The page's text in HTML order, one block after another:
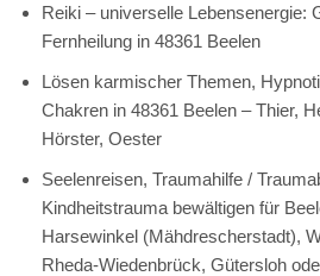
Reiki – universelle Lebensenergie:
Fernheilung in 48361 Beelen
Lösen karmischer Themen,
Chakren in 48361 Beelen – Thier,
Hörster, Oester
Seelenreisen, Traumahilfe /
Kindheitstrauma bewältigen für
Harsewinkel (Mähdrescherstadt),
Rheda-Wiedenbrück, Gütersloh